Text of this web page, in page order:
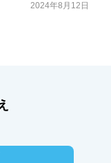
2024年8月12日